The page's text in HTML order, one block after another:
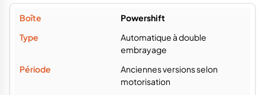
Powershift
Automatique à double
embrayage
Anciennes versions selon
motorisation